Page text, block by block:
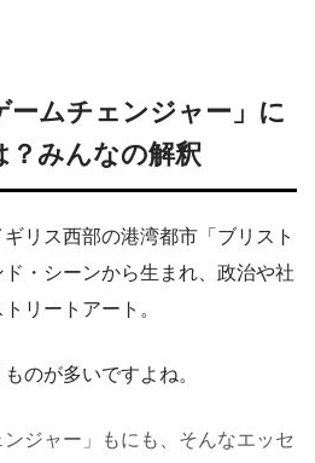
ームチェンジャー」に
？みんなの解釈
リス西部の港湾都市「ブリスト
・シーンから生まれ、政治や社
リートアート。
のが多いですよね。
ンジャー」もにも、そんなエッセ